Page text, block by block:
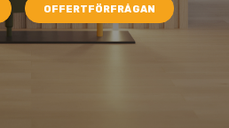
OFFERTFÖRFRÅGAN